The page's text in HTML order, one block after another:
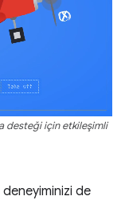
desteği için etkileşimli
de